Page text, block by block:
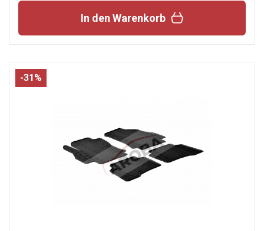
In den Warenkorb
-31%